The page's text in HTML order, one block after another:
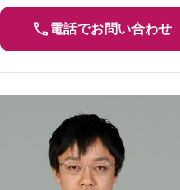
電話でお問い合わせ